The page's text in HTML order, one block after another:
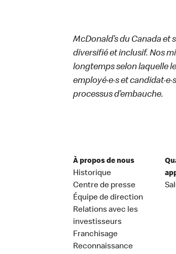
McDonald’s du Canada et
diversifié et inclusif. Nos
longtemps selon laquelle
employé·e·s et
processus d’embauche.
À propos de nous
Historique
Centre de presse
Équipe de direction
Relations avec les
investisseurs
Franchisage
Reconnaissance